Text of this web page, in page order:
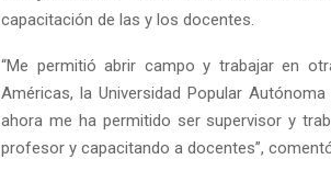
capacitación de las y los docentes.
“Me permitió abrir campo y trabajar en
Américas, la Universidad Popular
ahora me ha permitido ser supervisor y
profesor y capacitando a docentes”,